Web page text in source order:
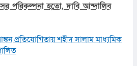
পরিকল্পনা হতো, দাবি আন্দালিব